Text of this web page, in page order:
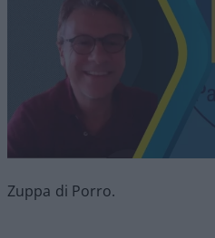
Zuppa di Porro.